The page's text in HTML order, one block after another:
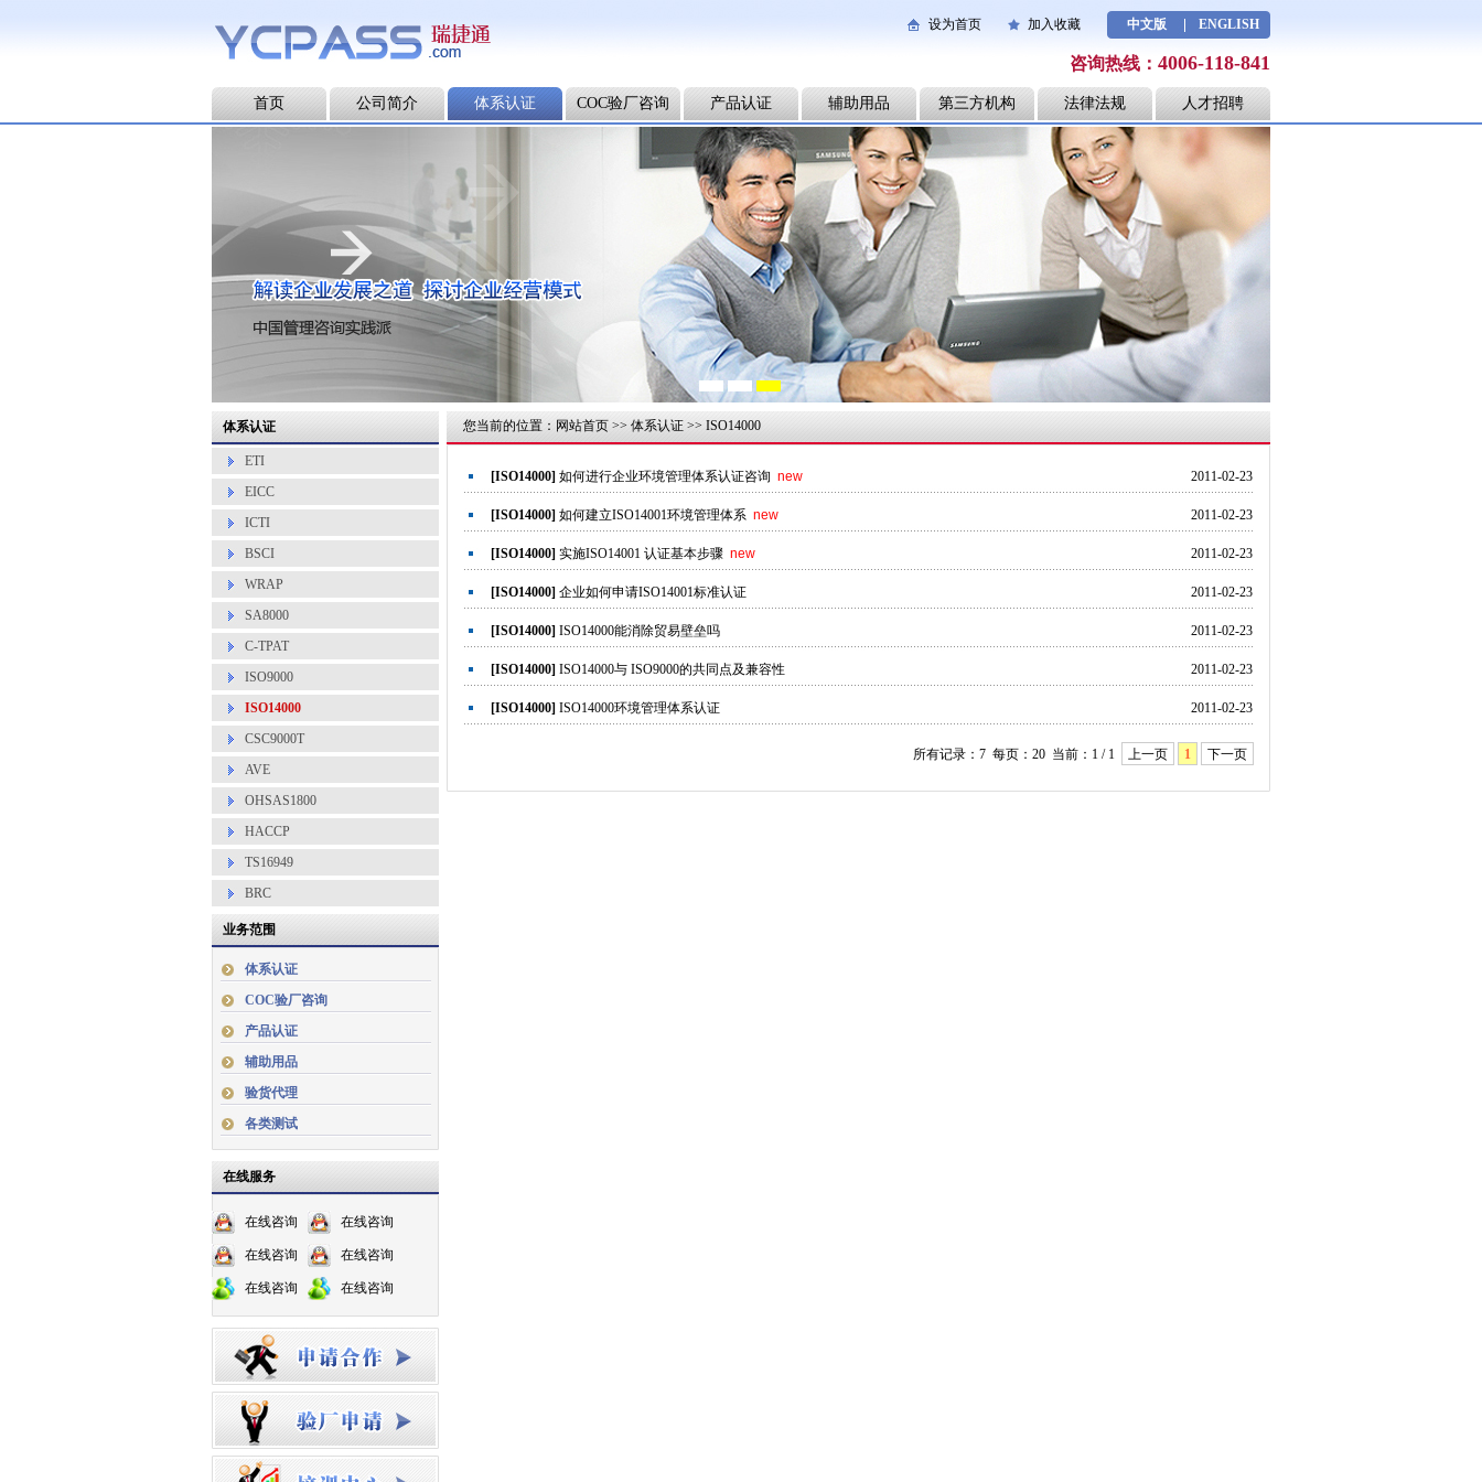
设为首页 加入收藏 中文版 ENGLISH
咨询热线： 4006-118-841
首页 公司简介 体系认证 COC验厂咨询 产品认证 辅助用品 第三方机构 法律法规 人才招聘
体系认证
ETI
EICC
ICTI
BSCI
WRAP
SA8000
C-TPAT
ISO9000
ISO14000
CSC9000T
AVE
OHSAS1800
HACCP
TS16949
BRC
业务范围
体系认证
COC验厂咨询
产品认证
辅助用品
验货代理
各类测试
在线服务
在线咨询 在线咨询
在线咨询 在线咨询
在线咨询 在线咨询
您当前的位置： 网站首页 >> 体系认证 >> ISO14000
[ISO14000] 如何进行企业环境管理体系认证咨询 new 2011-02-23
[ISO14000] 如何建立ISO14001环境管理体系 new 2011-02-23
[ISO14000] 实施ISO14001 认证基本步骤 new 2011-02-23
[ISO14000] 企业如何申请ISO14001标准认证 2011-02-23
[ISO14000] ISO14000能消除贸易壁垒吗 2011-02-23
[ISO14000] ISO14000与 ISO9000的共同点及兼容性 2011-02-23
[ISO14000] ISO14000环境管理体系认证 2011-02-23
所有记录：7 每页：20 当前：1 / 1 上一页 1 下一页